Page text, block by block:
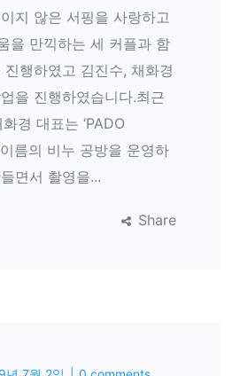
지 않은 서핑을 사랑하고
을 만끽하는 세 커플과 함
행하였고 김진수, 채화경
을 진행하였습니다.최근
경 대표는 ‘PADO
름의 비누 공방을 운영하
면서 촬영을...
Share